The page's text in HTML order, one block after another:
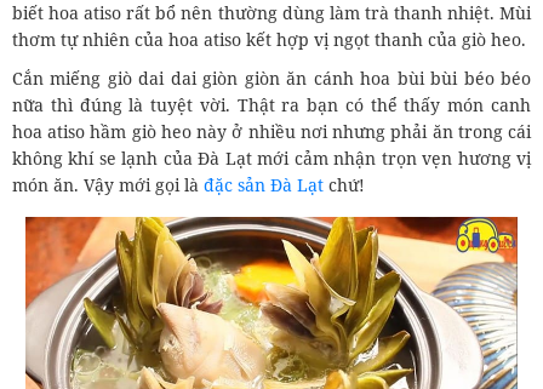
biết hoa atiso rất bổ nên thường dùng làm trà thanh nhiệt. Mùi
thơm tự nhiên của hoa atiso kết hợp vị ngọt thanh của giò heo.
Cắn miếng giò dai dai giòn giòn ăn cánh hoa bùi bùi béo béo
nữa thì đúng là tuyệt vời. Thật ra bạn có thể thấy món canh
hoa atiso hầm giò heo này ở nhiều nơi nhưng phải ăn trong cái
không khí se lạnh của Đà Lạt mới cảm nhận trọn vẹn hương vị
món ăn. Vậy mới gọi là đặc sản Đà Lạt chứ!